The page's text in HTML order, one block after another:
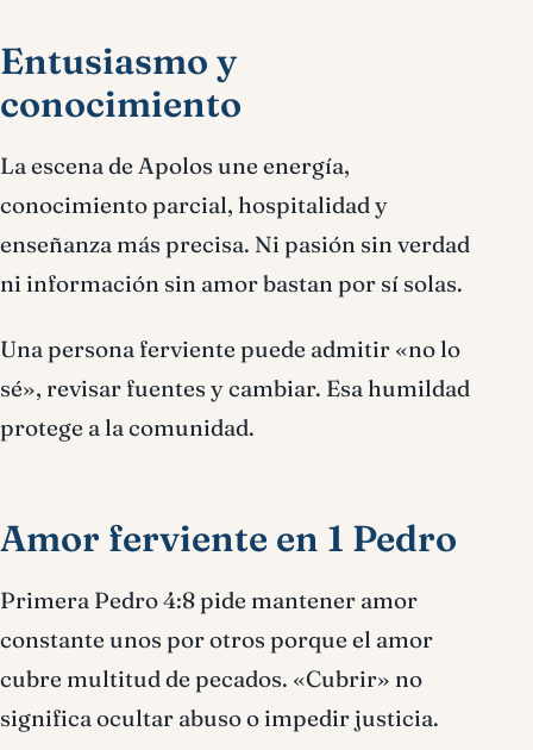
Entusiasmo y
conocimiento
La escena de Apolos une energía,
conocimiento parcial, hospitalidad y
enseñanza más precisa. Ni pasión sin verdad
ni información sin amor bastan por sí solas.
Una persona ferviente puede admitir «no lo
sé», revisar fuentes y cambiar. Esa humildad
protege a la comunidad.
Amor ferviente en 1 Pedro
Primera Pedro 4:8 pide mantener amor
constante unos por otros porque el amor
cubre multitud de pecados. «Cubrir» no
significa ocultar abuso o impedir justicia.